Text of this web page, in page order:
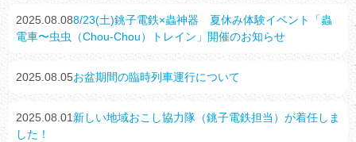
2025.08.088/23(土)銚子電鉄×蟲神器 夏休み体験イベント「蟲
電車〜虫虫（Chou-Chou）トレイン」開催のお知らせ
2025.08.05お盆期間の臨時列車運行について
2025.08.01 新しい地域おこし協力隊（銚子電鉄担当）が着任しま
した！